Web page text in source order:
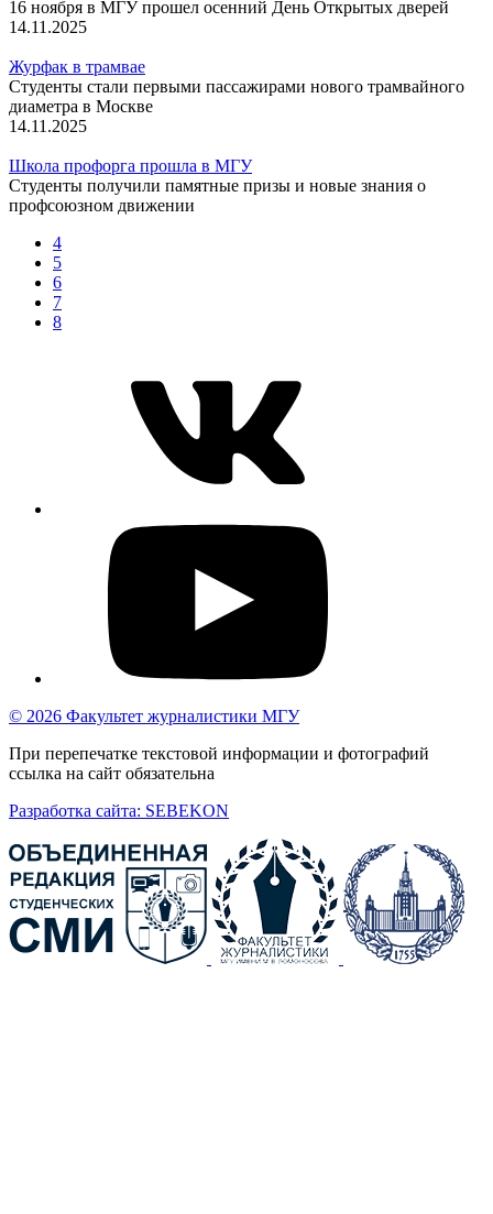
16 ноября в МГУ прошел осенний День Открытых дверей
14.11.2025
Журфак в трамвае
Студенты стали первыми пассажирами нового трамвайного
диаметра в Москве
14.11.2025
Школа профорга прошла в МГУ
Студенты получили памятные призы и новые знания о
профсоюзном движении
4
5
6
7
8
© 2026 Факультет журналистики МГУ
При перепечатке текстовой информации и фотографий
ссылка на сайт обязательна
Разработка сайта: SEBEKON